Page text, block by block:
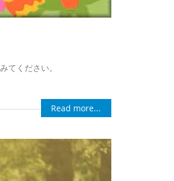
てください。
Read more...